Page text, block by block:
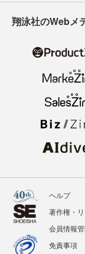
翔泳社のWebメ
ヘルプ
著作権・
会員情報
免責事項